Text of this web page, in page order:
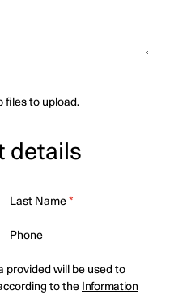
files to upload.
details
Last Name *
Phone
provided will be used to
to the Information